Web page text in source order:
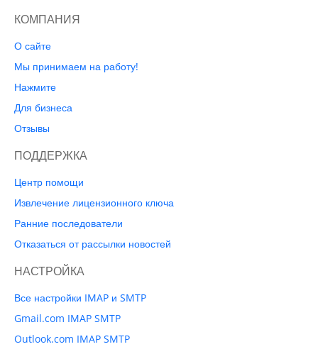
КОМПАНИЯ
О сайте
Мы принимаем на работу!
Нажмите
Для бизнеса
Отзывы
ПОДДЕРЖКА
Центр помощи
Извлечение лицензионного ключа
Ранние последователи
Отказаться от рассылки новостей
НАСТРОЙКА
Все настройки IMAP и SMTP
Gmail.com IMAP SMTP
Outlook.com IMAP SMTP